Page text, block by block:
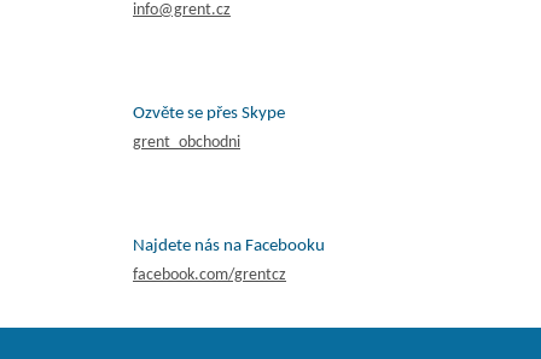
info@grent.cz
Ozvěte se přes Skype
grent_obchodni
Najdete nás na Facebooku
facebook.com/grentcz